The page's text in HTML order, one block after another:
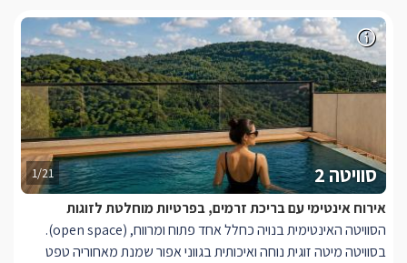
1/21 סוויטה 2
אירוח אינטימי עם בריכת זרמים, בפרטיות מוחלטת לזוגות
הסוויטה האינטימית בנויה כחלל אחד פתוח ומרווח, (open space).
בסוויטה מיטה זוגית נוחה ואיכותית בגווני אפור שמנת מאחוריה טפט
שלמולן ניצבת כורסאת ראטן בצבע אפור.
חדר רחצה מעוצב ויוקרתי עם חיפויי קירות שיש אפורים, וכלים סניטרים
שחורים קלאסים. שם ניצב מקלחון, שירותים, ועמדת כיור.
ביציאה מהסוויטה תחכה לכם בריכה מחוממת ומקורה (בעונה) , וג'קוזי
ספא פרטי כל זה מול נוף פנורמי מדהים.